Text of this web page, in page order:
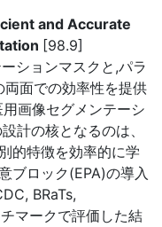
and Accurate
[98.9]
ションマスクと,パラ
両面での効率性を提供
画像セグメンテーシ
計の核となるのは、
的特徴を効率的に学
ブロック(EPA)の導入
BRaTs,
マークで評価した結